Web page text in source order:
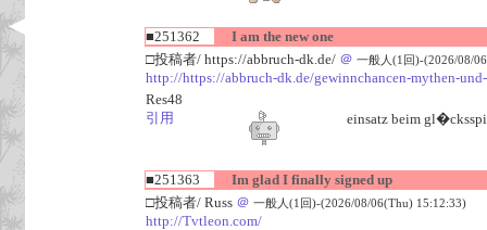
■251362
I am the new one
□投稿者/ https://abbruch-dk.de/ ＠ 一般人(1回)-(2026/08/
http://https://abbruch-dk.de/gewinnchancen-mythen-
Res48
引用
einsatz beim
■251363
Im glad I finally signed up
□投稿者/ Russ ＠ 一般人(1回)-(2026/08/06(Thu) 15:12:33)
http://Tvtleon.com/